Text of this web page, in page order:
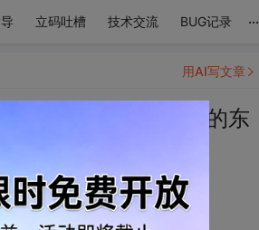
立码吐槽 技术交流 BUG记录 ...
喜欢的事，买喜欢的东
用AI写文章